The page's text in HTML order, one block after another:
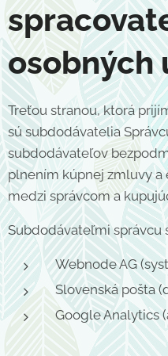
osobných
Treťou stranou, ktorá
sú subdodávatelia
subdodávateľov
plnením kúpnej zmluvy
medzi správcom a
Subdodávateľmi správcu
Webnode AG
Slovenská pošta
Google Analytics